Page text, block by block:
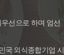
선으로 하며 엄선
국 외식종합기업 시